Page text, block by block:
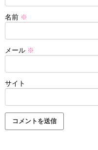
名前 ※
メール ※
サイト